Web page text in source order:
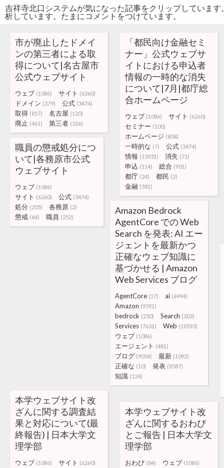
吉祥寺北口システムが気になった記事をクリップしていま
析しています。たまにコメントをつけています。
市が廃止したドメイ
ンの第三者による取
得について|名古屋市
公式ウェブサイト
ウェブ (1086) サイト (6260)
ドメイン (379) 公式 (3474)
取得 (857) 名古屋 (120)
廃止 (461) 第三者 (326)
「都民向け金融セミ
ナー」公式ウェブサ
イトにおける申込者
情報の一時的な消失
について|7月|都庁総
合ホームページ
ウェブ (1086) サイト (6260)
セミナー (100)
ホームページ (808)
一時的な (7) 公式 (3474)
情報 (13931) 消失 (71)
申込 (114) 総合 (901)
都庁 (24) 都民 (2)
金融 (581)
職員の懲戒処分につ
いて|各務原市公式
ウェブサイト
ウェブ (1086)
サイト (6260) 公式 (3474)
処分 (205) 各務原 (2)
懲戒 (64) 職員 (252)
Amazon Bedrock
AgentCore での Web
Search を発表: AI エー
ジェントを最新かつ
正確なウェブ知識に
基づかせる | Amazon
Web Services ブログ
AgentCore (17) ai (6994)
Amazon (9591)
bedrock (250) Search (303)
Services (7631) Web (10593)
ウェブ (1086)
エージェント (481)
ブログ (9054) 最新 (1092)
正確な (10) 発表 (8587)
知識 (124)
本学ウェブサイト改
ざんに関する調査結
果と対応について(最
終報告) | 日本大学文
理学部
ウェブ (1086) サイト (6260)
本学ウェブサイト改
ざんに関するおわび
とご報告 | 日本大学文
理学部
おわび (84) ウェブ (1086)